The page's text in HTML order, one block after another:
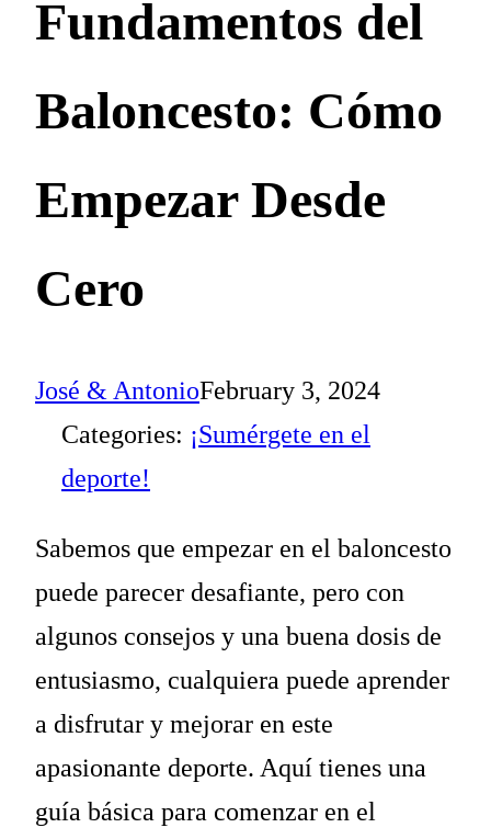
Fundamentos del
Baloncesto: Cómo
Empezar Desde
Cero
José & AntonioFebruary 3, 2024
Categories: ¡Sumérgete en el
deporte!
Sabemos que empezar en el baloncesto
puede parecer desafiante, pero con
algunos consejos y una buena dosis de
entusiasmo, cualquiera puede aprender
a disfrutar y mejorar en este
apasionante deporte. Aquí tienes una
guía básica para comenzar en el